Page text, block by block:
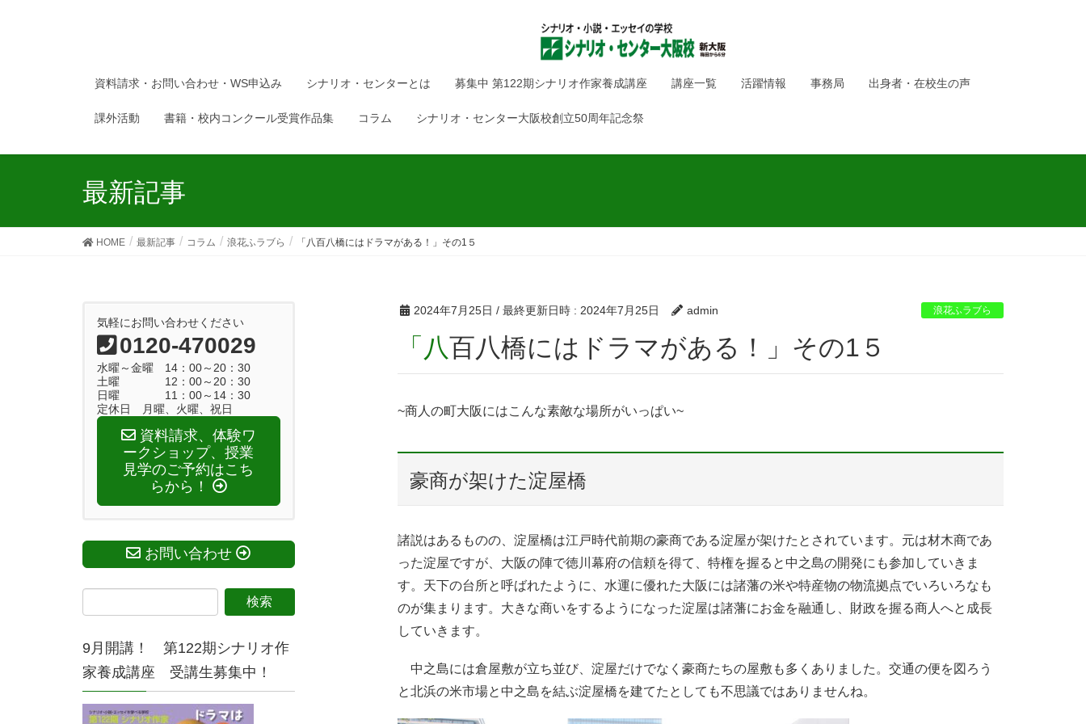
資料請求・お問い合わせ・WS申込み シナリオ・センターとは 募集中 第122期シナリオ作家養成講座 講座一覧 活躍情報 事務局 出身者・在校生の声
課外活動 書籍・校内コンクール受賞作品集 コラム シナリオ・センター大阪校創立50周年記念祭
最新記事
HOME 最新記事 コラム 浪花ふラブら 「八百八橋にはドラマがある！」その1５
2024年7月25日 / 最終更新日時 : 2024年7月25日 admin 浪花ふラブら
「八百八橋にはドラマがある！」その1５
~商人の町大阪にはこんな素敵な場所がいっぱい~
豪商が架けた淀屋橋
諸説はあるものの、淀屋橋は江戸時代前期の豪商である淀屋が架けたとされています。元は材木商であ
った淀屋ですが、大阪の陣で徳川幕府の信頼を得て、特権を握ると中之島の開発にも参加していきま
す。天下の台所と呼ばれたように、水運に優れた大阪には諸藩の米や特産物の物流拠点でいろいろなも
のが集まります。大きな商いをするようになった淀屋は諸藩にお金を融通し、財政を握る商人へと成長
していきます。
中之島には倉屋敷が立ち並び、淀屋だけでなく豪商たちの屋敷も多くありました。交通の便を図ろう
と北浜の米市場と中之島を結ぶ淀屋橋を建てたとしても不思議ではありませんね。
気軽にお問い合わせください
0120-470029
水曜～金曜 14：00～20：30
土曜 12：00～20：30
日曜 11：00～14：30
定休日 月曜、火曜、祝日
資料請求、体験ワ
ークショップ、授業
見学のご予約はこち
らから！
お問い合わせ
9月開講！ 第122期シナリオ作
家養成講座 受講生募集中！